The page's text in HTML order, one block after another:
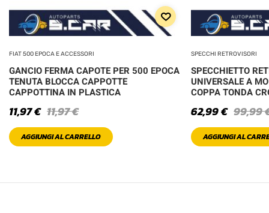
FIAT 500 EPOCA E ACCESSORI
GANCIO FERMA CAPOTE PER 500 EPOCA
TENUTA BLOCCA CAPPOTTE
CAPPOTTINA IN PLASTICA
11,97€
11,97€
AGGIUNGI AL CARRELLO
SPECCHI RETROVISORI
SPECCHIETTO
UNIVERSALE A
COPPA TONDA
99,99
62,99€
AGGIUNGI AL